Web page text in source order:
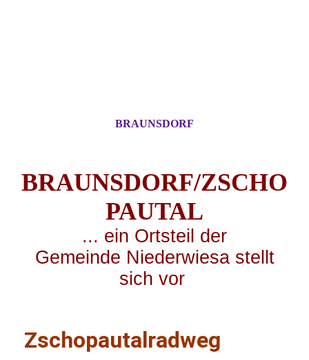
BRAUNSDORF
BRAUNSDORF/ZSCHO
PAUTAL
... ein Ortsteil der
Gemeinde Niederwiesa stellt
sich vor
Zschopautalradweg